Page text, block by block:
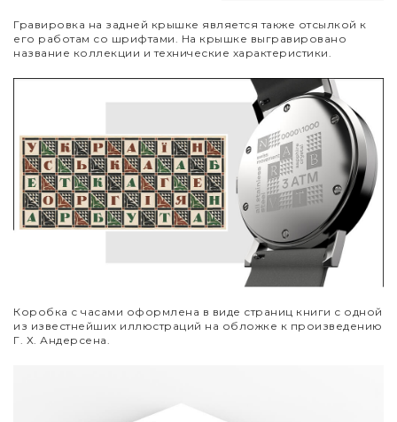
Гравировка на задней крышке является также отсылкой к
его работам со шрифтами. На крышке выгравировано
название коллекции и технические характеристики.
Коробка с часами оформлена в виде страниц книги с одной
из известнейших иллюстраций на обложке к произведению
Г. Х. Андерсена.